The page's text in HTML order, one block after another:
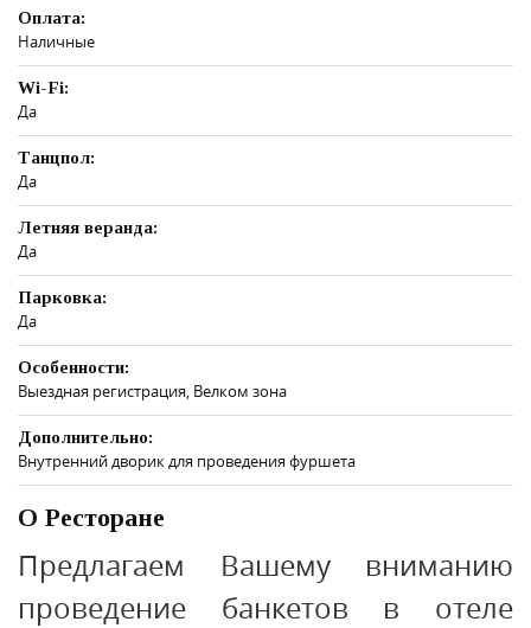
Оплата:
Наличные
Wi-Fi:
Да
Танцпол:
Да
Летняя веранда:
Да
Парковка:
Да
Особенности:
Выездная регистрация, Велком зона
Дополнительно:
Внутренний дворик для проведения фуршета
О Ресторане
Предлагаем Вашему вниманию
проведение банкетов в отеле